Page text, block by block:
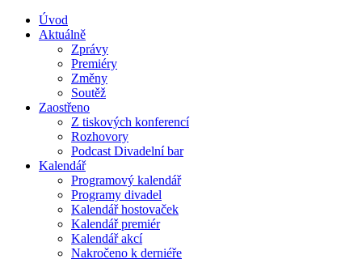
Úvod
Aktuálně
Zprávy
Premiéry
Změny
Soutěž
Zaostřeno
Z tiskových konferencí
Rozhovory
Podcast Divadelní bar
Kalendář
Programový kalendář
Programy divadel
Kalendář hostovaček
Kalendář premiér
Kalendář akcí
Nakročeno k derniéře